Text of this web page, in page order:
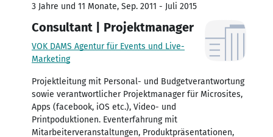
3 Jahre und 11 Monate, Sep. 2011 - Juli 2015
Consultant | Projektmanager
VOK DAMS Agentur für Events und Live-
Marketing
Projektleitung mit Personal- und Budgetverantwortung
sowie verantwortlicher Projektmanager für Microsites,
Apps (facebook, iOS etc.), Video- und
Printpoduktionen. Eventerfahrung mit
Mitarbeiterveranstaltungen, Produktpräsentationen,